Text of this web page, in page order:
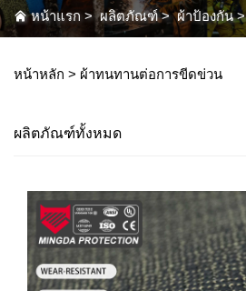
หน้าแรก >ผลิตภัณฑ์>ผ้าป้องกัน
หน้าหลัก > ผ้าทนทานต่อการขีดข่วน
ผลิตภัณฑ์ทั้งหมด